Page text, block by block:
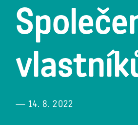
— 14. 8. 2022